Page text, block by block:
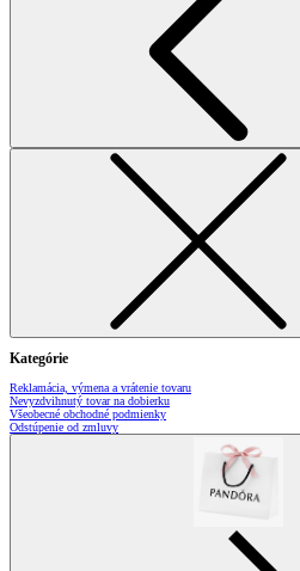
Kategórie
Reklamácia, výmena a vrátenie tovaru
Nevyzdvihnutý tovar na dobierku
Všeobecné obchodné podmienky
Odstúpenie od zmluvy